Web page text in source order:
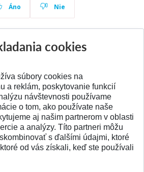
Áno Nie
SPÄŤ NA VRCH
cookies
súbory cookies na
a reklám, poskytovanie funkcií
návštevnosti používame
o tom, ako používate naše
aj našim partnerom v oblasti
a analýzy. Títo partneri môžu
s ďalšími údajmi, ktoré
od vás získali, keď ste používali